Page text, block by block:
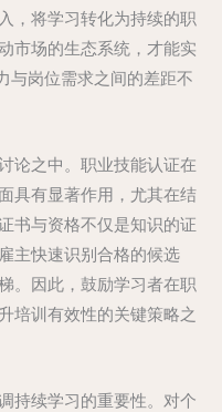
，将学习转化为持续的职
市场的生态系统，才能实
与岗位需求之间的差距不
论之中。职业技能认证在
具有显著作用，尤其在结
书与资格不仅是知识的证
主快速识别合格的候选
。因此，鼓励学习者在职
培训有效性的关键策略之
持续学习的重要性。对个